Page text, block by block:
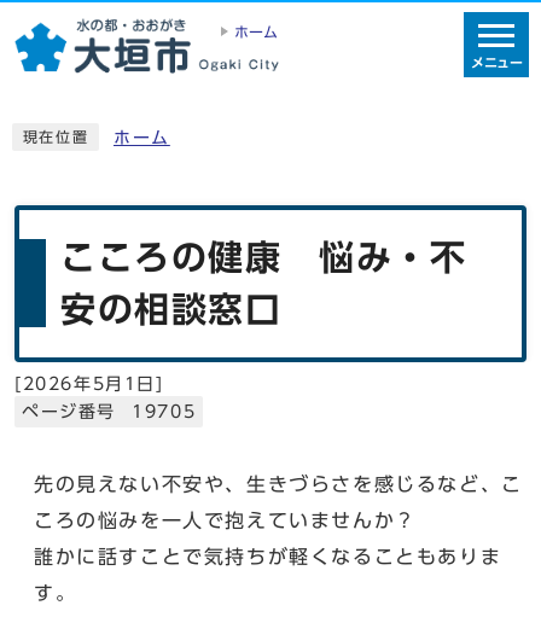
ホーム
メニュー
現在位置 ホーム
こころの健康 悩み・不
安の相談窓口
[ 2026年5月1日]
ページ番号 19705
先の見えない不安や、生きづらさを感じるなど、こ
ころの悩みを一人で抱えていませんか？
誰かに話すことで気持ちが軽くなることもありま
す。